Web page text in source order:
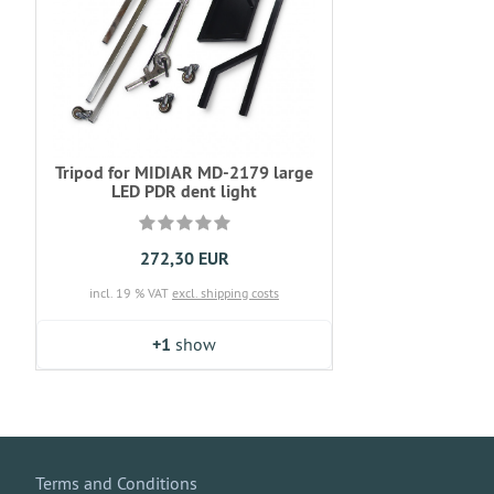
Tripod for MIDIAR MD-2179 large
LED PDR dent light
272,30 EUR
incl. 19 % VAT excl. shipping costs
+1 show
Terms and Conditions